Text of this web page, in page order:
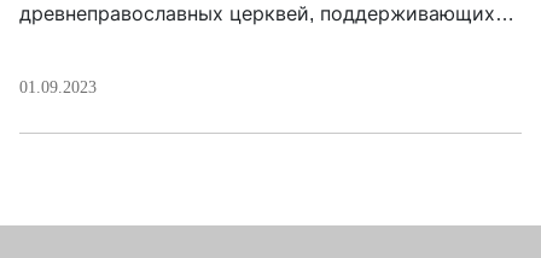
древнеправославных церквей, поддерживающих
скорбь” в связи с преследованием в Украине
01.09.2023